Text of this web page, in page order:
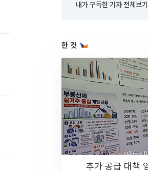
내가 구독한 기자 전체보기
한 컷
추가 공급 대책